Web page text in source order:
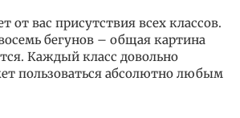
от вас присутствия всех классов.
бегунов – общая картина
Каждый класс довольно
пользоваться абсолютно любым